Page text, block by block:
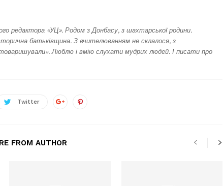
редактора «УЦ». Родом з Донбасу, з шахтарської родини.
батьківщина. З вчителюванням не склалося, з
Люблю і вмію слухати мудрих людей. І писати про
Twitter
FROM AUTHOR